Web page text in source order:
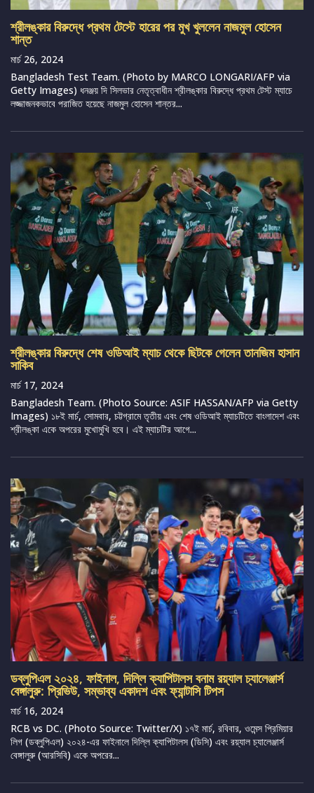
শ্রীলঙ্কার বিরুদ্ধে প্রথম টেস্টে হারের পর মুখ খুললেন নাজমুল হোসেন
শান্ত
মার্চ 26, 2024
Bangladesh Test Team. (Photo by MARCO LONGARI/AFP via
Getty Images) ধনঞ্জয় দি সিলভার নেতৃত্বাধীন শ্রীলঙ্কার বিরুদ্ধে প্রথম টেস্ট ম্যাচে
লজ্জাজনকভাবে পরাজিত হয়েছে নাজমুল হোসেন শান্তর...
শ্রীলঙ্কার বিরুদ্ধে শেষ ওডিআই ম্যাচ থেকে ছিটকে গেলেন তানজিম হাসান
সাকিব
মার্চ 17, 2024
Bangladesh Team. (Photo Source: ASIF HASSAN/AFP via Getty
Images) ১৮ই মার্চ, সোমবার, চট্টগ্রামে তৃতীয় এবং শেষ ওডিআই ম্যাচটিতে বাংলাদেশ এবং
শ্রীলঙ্কা একে অপরের মুখোমুখি হবে। এই ম্যাচটির আগে...
ডব্লুপিএল ২০২৪, ফাইনাল, দিল্লি ক্যাপিটালস বনাম রয়্যাল চ্যালেঞ্জার্স
বেঙ্গালুরু: প্রিভিউ, সম্ভাব্য একাদশ এবং ফ্যান্টাসি টিপস
মার্চ 16, 2024
RCB vs DC. (Photo Source: Twitter/X) ১৭ই মার্চ, রবিবার, ওমেন্স প্রিমিয়ার
লিগ (ডব্লুপিএল) ২০২৪-এর ফাইনালে দিল্লি ক্যাপিটালস (ডিসি) এবং রয়্যাল চ্যালেঞ্জার্স
বেঙ্গালুরু (আরসিবি) একে অপরের...